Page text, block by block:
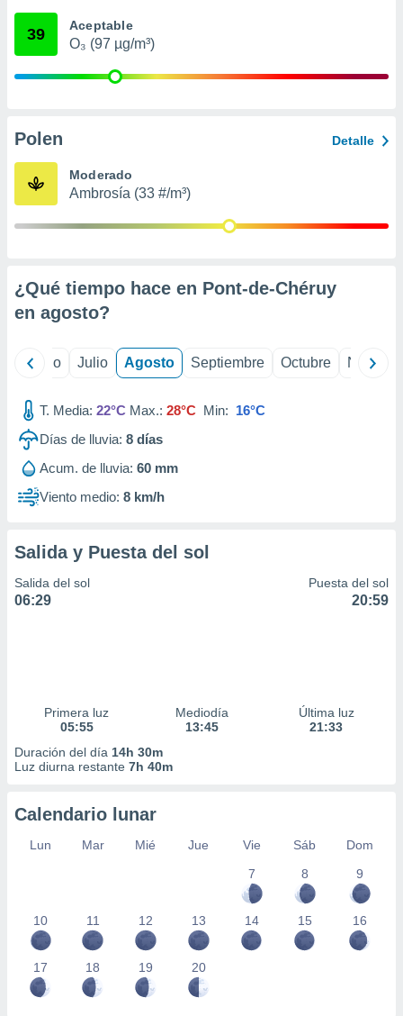
e
publicidad
1199
39 Aceptable
O₃ (97 µg/m³)
Polen Detalle
Moderado
Ambrosía (33 #/m³)
¿Qué tiempo hace en Pont-de-Chéruy
en agosto?
Junio Julio Agosto Septiembre Octubre
T. Media: 22°C Max.: 28°C Min: 16°C
Días de lluvia: 8 días
Acum. de lluvia: 60 mm
Viento medio: 8 km/h
Salida y Puesta del sol
Salida del sol
06:29
Puesta del sol
20:59
Primera luz
05:55
Mediodía
13:45
Última luz
21:33
Duración del día 14h 30m
Luz diurna restante 7h 40m
Calendario lunar
Lun Mar Mié Jue Vie Sáb
Dom
7
8 9
10 11 12 13 14 15 16
17 18 19 20